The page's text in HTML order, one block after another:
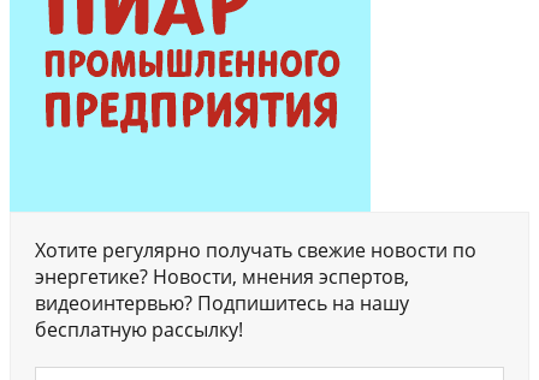
Хотите регулярно получать свежие новости по
энергетике? Новости, мнения эспертов,
видеоинтервью? Подпишитесь на нашу
бесплатную рассылку!